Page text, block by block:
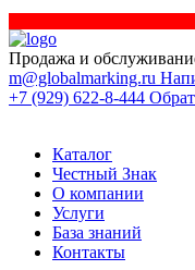
Продажа и
m@globalmarking.ru
+7 (929) 622-8-444
Каталог
Честный Знак
О компании
Услуги
База знаний
Контакты